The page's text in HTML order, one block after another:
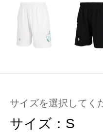
サイズを選択してく
サイズ： S